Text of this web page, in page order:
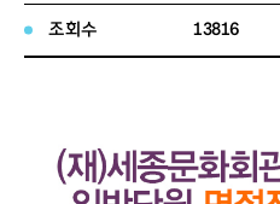
조회수 13816